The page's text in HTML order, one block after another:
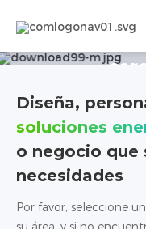
Encuentre
Diseña,
soluciones
o negocio que
necesidades
Por favor, seleccione